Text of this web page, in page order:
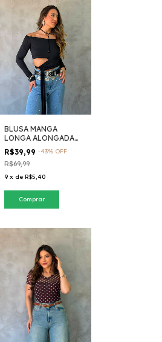
BLUSA MANGA
LONGA ALONGADA
PRETA
R$39,99 -43% OFF
R$69,99
9 x de R$5,40
Comprar